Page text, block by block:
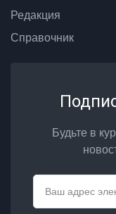
Редакция
Справочник
Будьте в